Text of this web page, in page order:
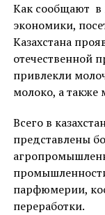
Как сообщают в
экономики,
Казахстана
отечественной
привлекли
молоко, а также
Всего в
представлены
парфюмерии,
переработки.